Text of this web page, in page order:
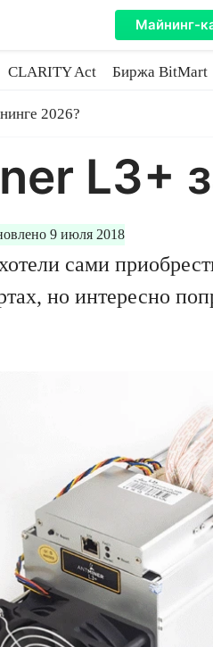
Майнинг-
CLARITY Act Биржа BitMart
2026?
L3+
9 июля 2018
сами
но интересно